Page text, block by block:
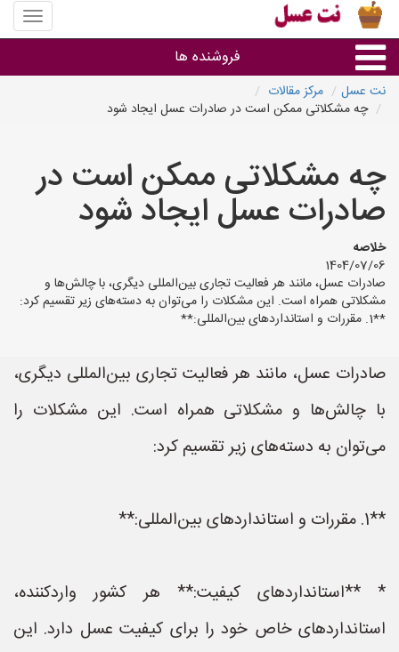
منوی
سایت
عسل
فروشنده ها
گروه ها
استان ها
نت عسل
مرکز مقالات
چه مشکلاتی ممکن است در صادرات عسل ایجاد شود
چه مشکلاتی ممکن است در
صادرات عسل ایجاد شود
خلاصه
1404/07/06
صادرات عسل، مانند هر فعالیت تجاری بین‌المللی دیگری، با چالش‌ها و
مشکلاتی همراه است. این مشکلات را می‌توان به دسته‌های زیر تقسیم کرد:
**1. مقررات و استانداردهای بین‌المللی:**
صادرات عسل، مانند هر فعالیت تجاری بین‌المللی دیگری،
با چالش‌ها و مشکلاتی همراه است. این مشکلات را
می‌توان به دسته‌های زیر تقسیم کرد:
**1. مقررات و استانداردهای بین‌المللی:**
* **استانداردهای کیفیت:** هر کشور واردکننده،
استانداردهای خاص خود را برای کیفیت عسل دارد. این